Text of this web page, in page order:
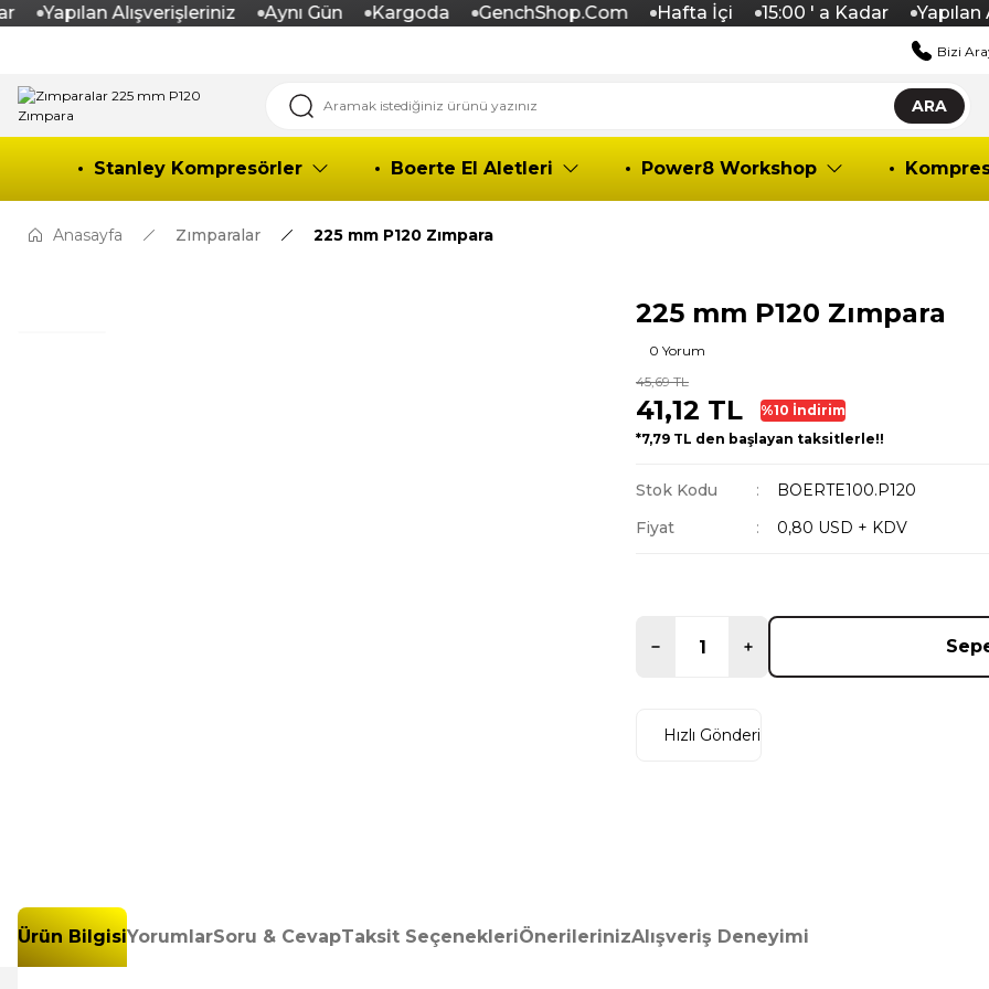
Yapılan Alışverişleriniz Aynı Gün Kargoda GenchShop.Com Hafta İçi 15:00 ' a Kadar Yapılan
Bizi
ARA
Stanley Kompresörler Boerte El Aletleri Power8 Workshop
Anasayfa Zımparalar 225 mm P120 Zımpara
225 mm P120 Zımpara
0 Yorum
45,69 TL
41,12 TL
%10 İndirim
*7,79 TL den başlayan taksitlerle!!
Stok Kodu
BOERTE100.P120
Fiyat
0,80 USD + KDV
Hızlı Gönderi
Ürün BilgisiYorumlarSoru & CevapTaksit SeçenekleriÖnerilerinizAlışveriş Deneyimi